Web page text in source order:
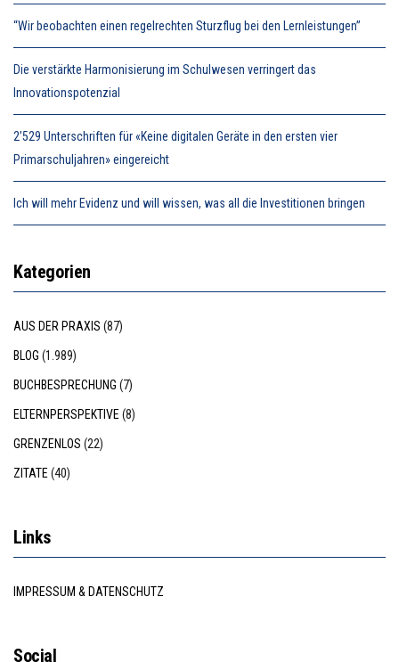
“Wir beobachten einen regelrechten Sturzflug bei den Lernleistungen”
Die verstärkte Harmonisierung im Schulwesen verringert das
Innovationspotenzial
2’529 Unterschriften für «Keine digitalen Geräte in den ersten vier
Primarschuljahren» eingereicht
Ich will mehr Evidenz und will wissen, was all die Investitionen bringen
Kategorien
AUS DER PRAXIS (87)
BLOG (1.989)
BUCHBESPRECHUNG (7)
ELTERNPERSPEKTIVE (8)
GRENZENLOS (22)
ZITATE (40)
Links
IMPRESSUM & DATENSCHUTZ
Social